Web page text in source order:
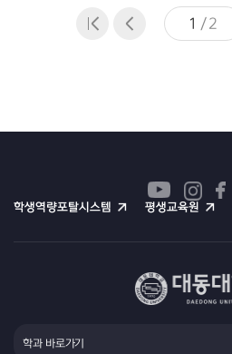
1 /2
학생역량포탈시스템 평생교육원
학과 바로가기